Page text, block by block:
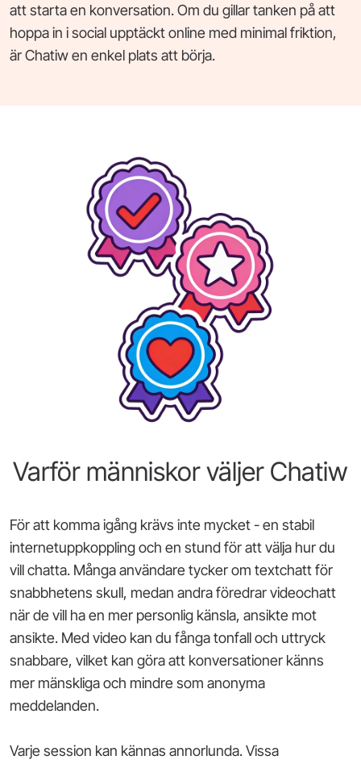
att starta en konversation. Om du gillar tanken på att
hoppa in i social upptäckt online med minimal friktion,
är Chatiw en enkel plats att börja.
Varför människor väljer Chatiw
För att komma igång krävs inte mycket - en stabil
internetuppkoppling och en stund för att välja hur du
vill chatta. Många användare tycker om textchatt för
snabbhetens skull, medan andra föredrar videochatt
när de vill ha en mer personlig känsla, ansikte mot
ansikte. Med video kan du fånga tonfall och uttryck
snabbare, vilket kan göra att konversationer känns
mer mänskliga och mindre som anonyma
meddelanden.
Varje session kan kännas annorlunda. Vissa